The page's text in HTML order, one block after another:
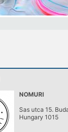
NOMURI
Sas utca 15.
Hungary 1015